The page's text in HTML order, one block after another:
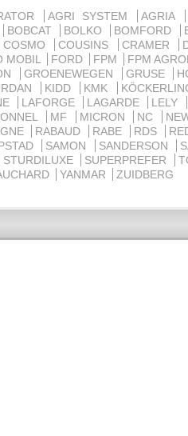
AGRI SYSTEM
AGRIA
BOBCAT BOLKO BOMFORD
COSMO COUSINS CRAMER
MOBIL FORD FPM
FPM
GROENEWEGEN GRUSE
KIDD KMK
LAFORGE LAGARDE
LELY
MF MICRON NC
RABAUD RABE RDS
SAMON SANDERSON
STURDILUXE SUPERPREFER
YANMAR ZUIDBERG